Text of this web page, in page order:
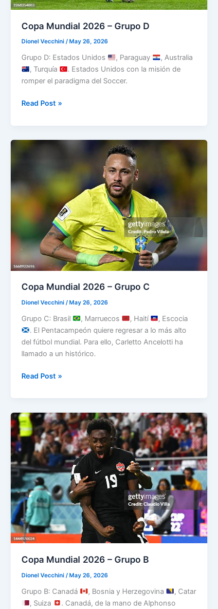
Copa Mundial 2026 – Grupo D
Dionel Vecchini/ May 26, 2026
Grupo D: Estados Unidos , Paraguay
, Australia
, Turquía
. Estados Unidos con la misión de
romper el paradigma del Soccer.
Copa
–
Read Post »
Copa Mundial 2026 – Grupo C
Dionel Vecchini/ May 26, 2026
Grupo C: Brasil , Marruecos , Haití
, Escocia
. El Pentacampeón quiere regresar a lo más alto
del fútbol mundial. Para ello, Carletto Ancelotti ha
llamado a un histórico.
Copa
–
Grupo
C
Read Post »
Copa Mundial 2026 – Grupo B
Dionel Vecchini/ May 26, 2026
Grupo B: Canadá , Bosnia y Herzegovina
, Catar
, Suiza
. Canadá, de la mano de Alphonso